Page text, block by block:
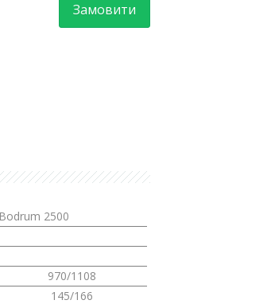
Замовити
Bodrum 2500
970/1108
145/166